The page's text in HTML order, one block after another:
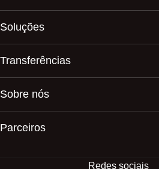
Soluções
Transferências
Sobre nós
Parceiros
Redes sociais